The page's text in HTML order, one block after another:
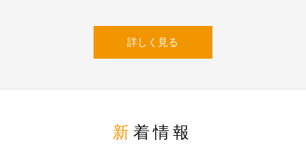
詳しく見る
新着情報